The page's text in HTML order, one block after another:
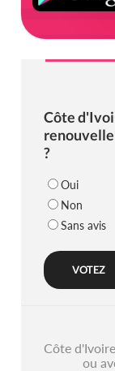
Côte
?
Oui
Non
Sans avis
Côte
ou